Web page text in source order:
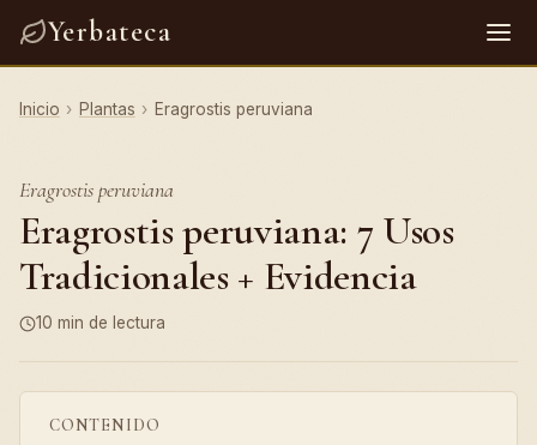
Yerbateca
Inicio › Plantas › Eragrostis peruviana
Eragrostis peruviana
Eragrostis peruviana: 7 Usos
Tradicionales + Evidencia
10 min de lectura
CONTENIDO